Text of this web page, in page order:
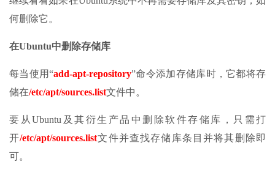
何删除它。
在Ubuntu中删除存储库
每当使用“add-apt-repository”命令添加存储库时，它都将存
储在/etc/apt/sources.list文件中。
要从Ubuntu及其衍生产品中删除软件存储库，只需打
开/etc/apt/sources.list文件并查找存储库条目并将其删除即
可。